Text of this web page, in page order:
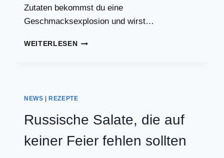
Zutaten bekommst du eine
Geschmacksexplosion und wirst…
WEITERLESENSCHNELLES
NEWS REZEPTE
Russische Salate, die auf
keiner Feier fehlen sollten